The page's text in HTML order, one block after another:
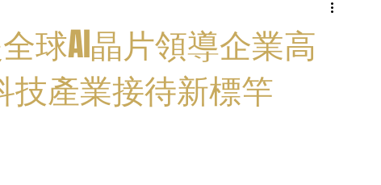
球AI晶片領導企業高
技產業接待新標竿